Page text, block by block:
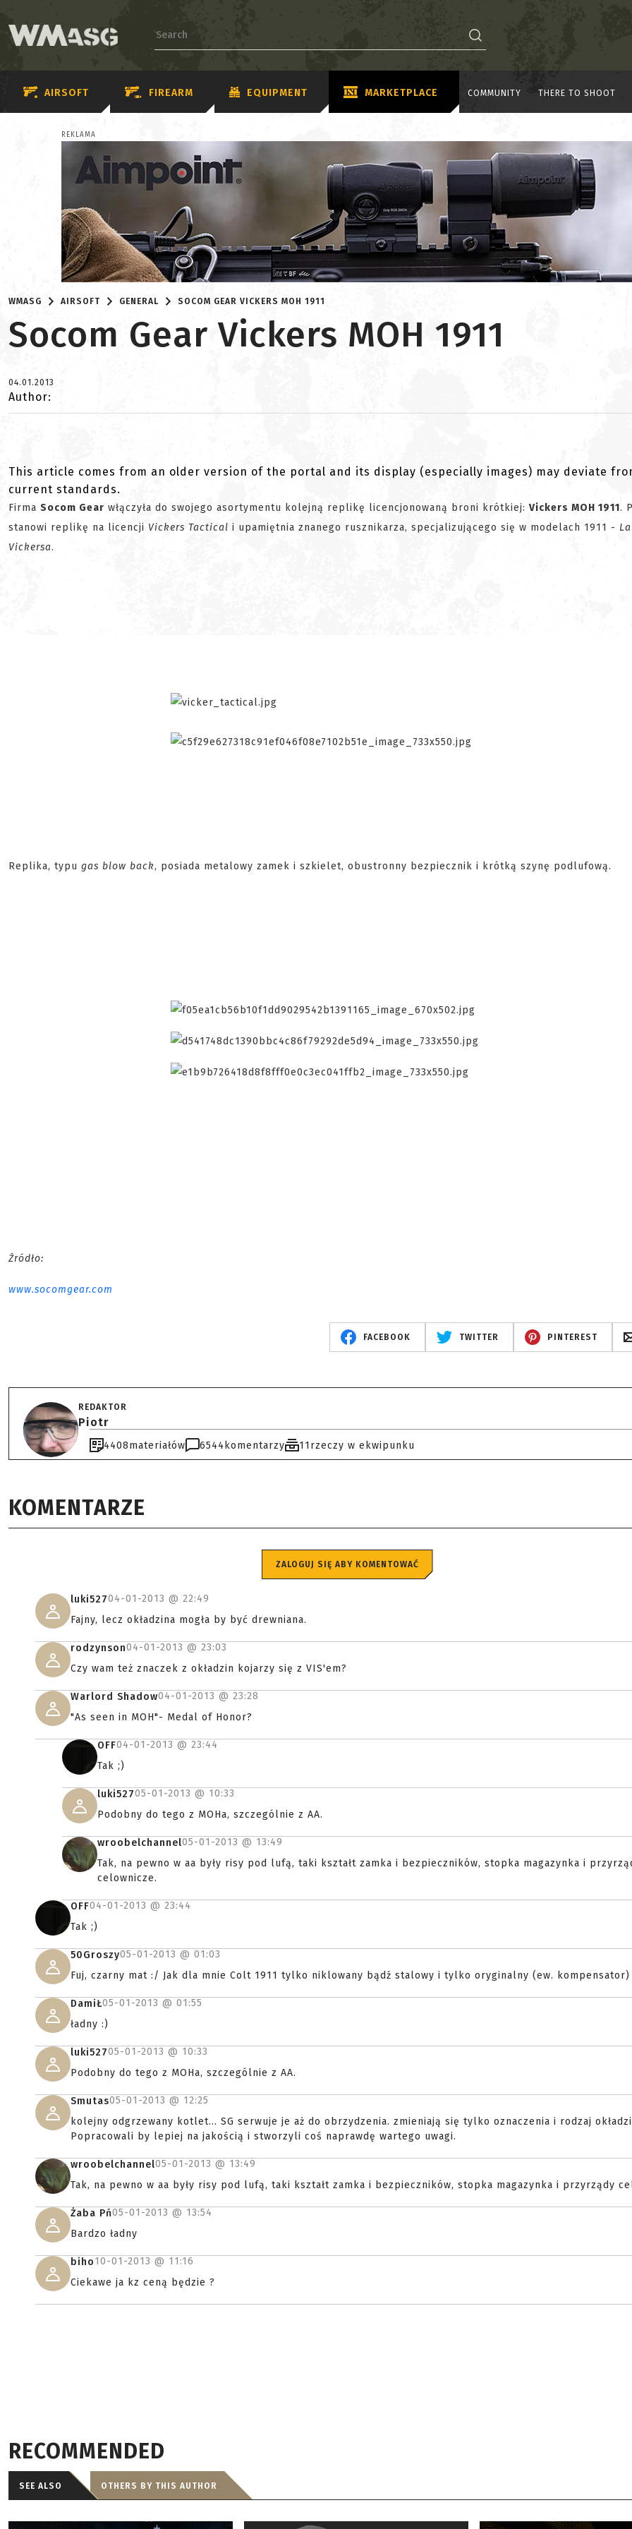
AIRSOFT FIREARM EQUIPMENT MARKETPLACE COMMUNITY THERE TO SHOOT
REKLAMA
WMASG AIRSOFT GENERAL SOCOM GEAR VICKERS MOH 1911
Socom Gear Vickers MOH 1911
04.01.2013
Author:
This article comes from an older version of the portal and its display (especially images) may deviate
current standards.
Firma Socom Gear włączyła do swojego asortymentu kolejną replikę licencjonowaną broni krótkiej: Vickers MOH 1911.
stanowi replikę na licencji Vickers Tactical i upamiętnia znanego rusznikarza, specjalizującego się w modelach 1911 -
Vickersa.
Replika, typu gas blow back, posiada metalowy zamek i szkielet, obustronny bezpiecznik i krótką szynę podlufową.
Źródło:
www.socomgear.com
FACEBOOK TWITTER PINTEREST
REDAKTOR
Piotr
4408materiałów 6544 komentarzy 11rzeczy w ekwipunku
KOMENTARZE
ZALOGUJ SIĘ ABY KOMENTOWAĆ
luki52704-01-2013 @ 22:49
Fajny, lecz okładzina mogła by być drewniana.
rodzynson04-01-2013 @ 23:03
Czy wam też znaczek z okładzin kojarzy się z VIS'em?
Warlord Shadow04-01-2013 @ 23:28
"As seen in MOH"- Medal of Honor?
OFF04-01-2013 @ 23:44
Tak ;)
luki52705-01-2013 @ 10:33
Podobny do tego z MOHa, szczególnie z AA.
wroobelchannel05-01-2013 @ 13:49
Tak, na pewno w aa były risy pod lufą, taki kształt zamka i bezpieczników, stopka magazynka i
celownicze.
OFF04-01-2013 @ 23:44
Tak ;)
50Groszy05-01-2013 @ 01:03
Fuj, czarny mat :/ Jak dla mnie Colt 1911 tylko niklowany bądź stalowy i tylko oryginalny (ew. kompensator)
DamiŁ05-01-2013 @ 01:55
ładny :)
luki52705-01-2013 @ 10:33
Podobny do tego z MOHa, szczególnie z AA.
Smutas05-01-2013 @ 12:25
kolejny odgrzewany kotlet... SG serwuje je aż do obrzydzenia. zmieniają się tylko oznaczenia i rodzaj
Popracowali by lepiej na jakością i stworzyli coś naprawdę wartego uwagi.
wroobelchannel05-01-2013 @ 13:49
Tak, na pewno w aa były risy pod lufą, taki kształt zamka i bezpieczników, stopka magazynka i przyrządy
Żaba Pń05-01-2013 @ 13:54
Bardzo ładny
biho10-01-2013 @ 11:16
Ciekawe ja kz ceną będzie ?
RECOMMENDED
SEE ALSO OTHERS BY THIS AUTHOR